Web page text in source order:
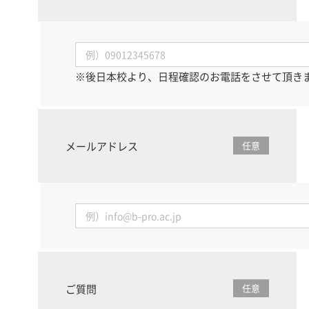
※後日本校より、日程確認のお電話をさせて頂き
メールアドレス 任意
ご質問 任意